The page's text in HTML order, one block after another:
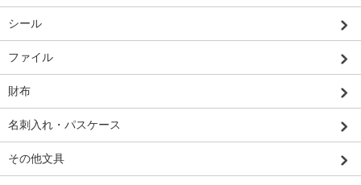
シール
ファイル
財布
名刺入れ・パスケース
その他文具